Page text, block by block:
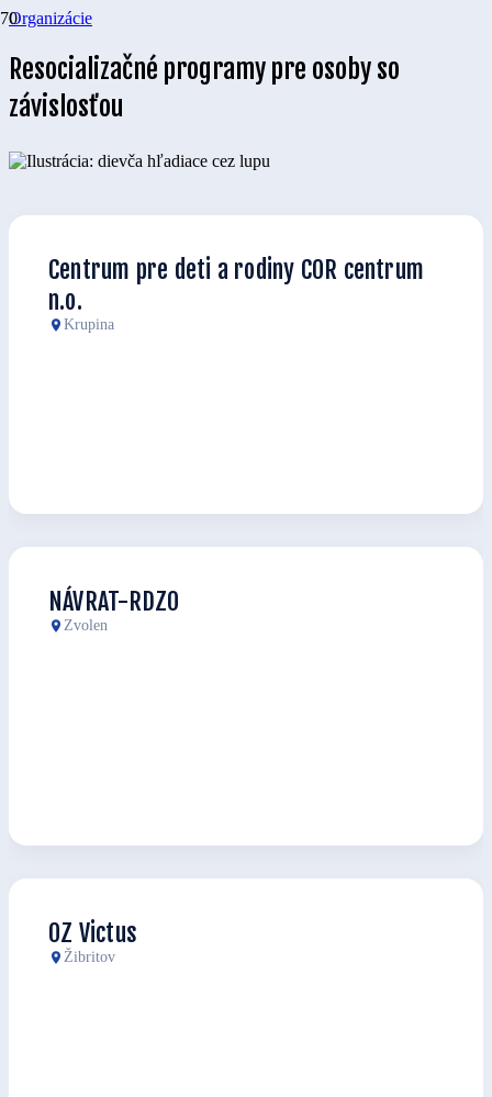
Organizácie
Resocializačné programy pre osoby so
závislosťou
Centrum pre deti a rodiny COR centrum
n.o.
Krupina
NÁVRAT-RDZO
Zvolen
OZ Victus
Žibritov